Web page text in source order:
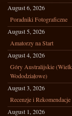
August 6, 2026
Poradniki Fotograficzne
August 5, 2026
Amatorzy na Start
August 4, 2026
Góry Australijskie
Wododziałowe)
August 3, 2026
Recenzje i Rekomendacje
August 1, 2026